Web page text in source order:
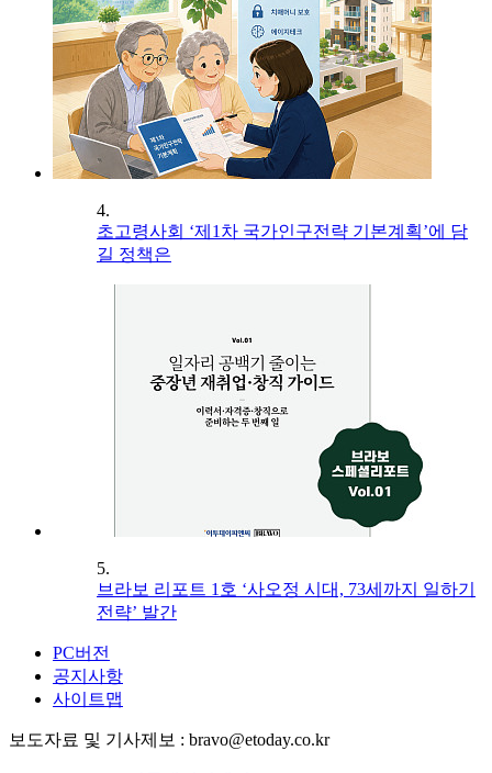
4.
초고령사회 ‘제1차 국가인구전략 기본계획’에 담
길 정책은
5.
브라보 리포트 1호 ‘사오정 시대, 73세까지 일하기
전략’ 발간
PC버전
공지사항
사이트맵
보도자료 및 기사제보 : bravo@etoday.co.kr